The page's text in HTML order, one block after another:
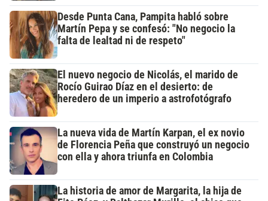
Desde Punta Cana, Pampita habló sobre
Martín Pepa y se confesó: "No negocio la
falta de lealtad ni de respeto"
El nuevo negocio de Nicolás, el marido de
Rocío Guirao Díaz en el desierto: de
heredero de un imperio a astrofotógrafo
La nueva vida de Martín Karpan, el ex novio
de Florencia Peña que construyó un negocio
con ella y ahora triunfa en Colombia
La historia de amor de Margarita, la hija de